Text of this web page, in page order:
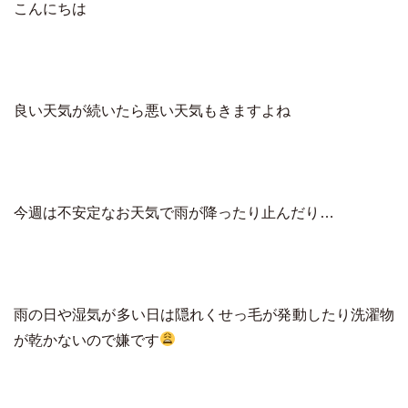
こんにちは
良い天気が続いたら悪い天気もきますよね
今週は不安定なお天気で雨が降ったり止んだり…
雨の日や湿気が多い日は隠れくせっ毛が発動したり洗濯物
が乾かないので嫌です